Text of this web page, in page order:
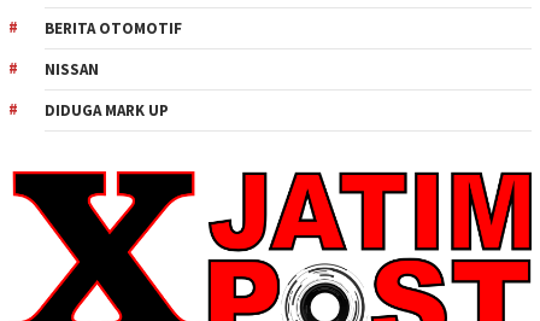
BERITA OTOMOTIF
NISSAN
DIDUGA MARK UP